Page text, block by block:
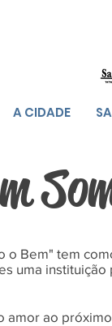
A CIDADE
o Bem" tem
uma
ao